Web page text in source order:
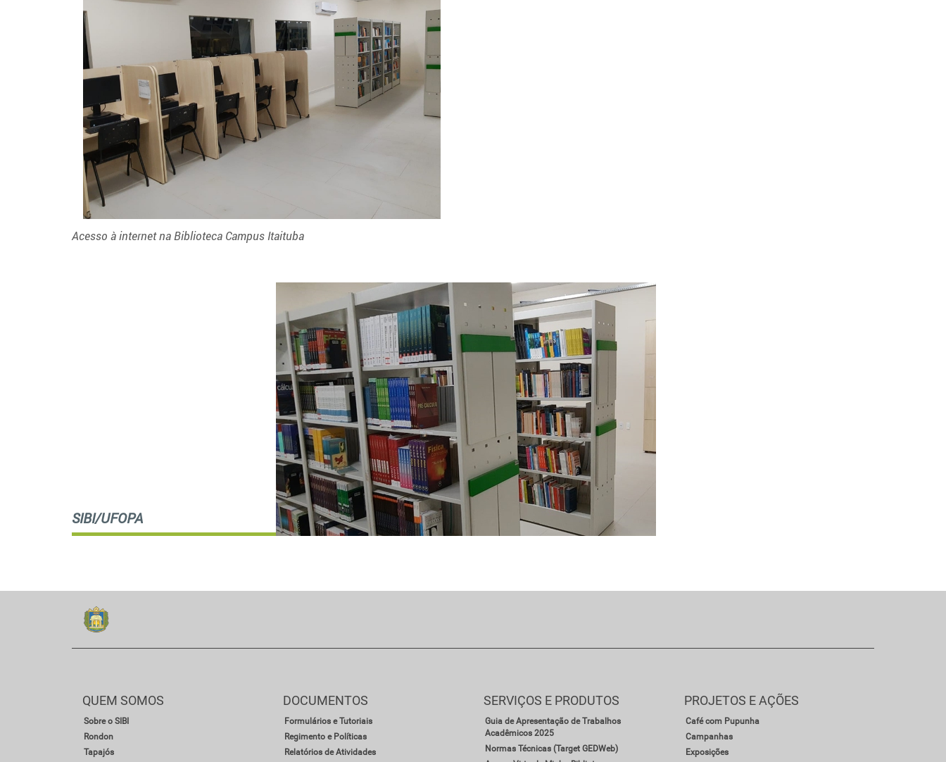
Acesso à internet na Biblioteca Campus Itaituba
SIBI/UFOPA
QUEM SOMOS
Sobre o SIBI
Rondon
Tapajós
DOCUMENTOS
Formulários e Tutoriais
Regimento e Políticas
Relatórios de Atividades
SERVIÇOS E PRODUTOS
Guia de Apresentação de Trabalhos
Acadêmicos 2025
Normas Técnicas (Target GEDWeb)
PROJETOS E AÇÕES
Café com Pupunha
Campanhas
Exposições